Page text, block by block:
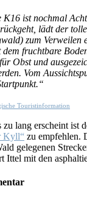
K16 ist nochmal
lädt der
zum Verweilen
fruchtbare
Obst und
Vom
Touristinformation
zu lang erscheint ist
Kyll“ zu empfehlen.
gelegenen
Ittel mit den